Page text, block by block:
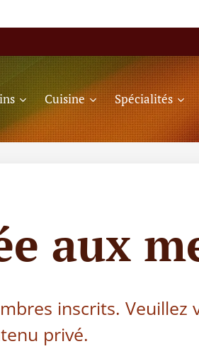
Cuisine Spécialités
aux
inscrits. Veuillez
privé.